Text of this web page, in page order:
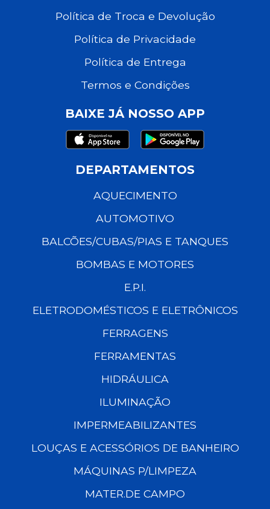
Política de Troca e Devolução
Política de Privacidade
Política de Entrega
Termos e Condições
BAIXE JÁ NOSSO APP
DEPARTAMENTOS
AQUECIMENTO
AUTOMOTIVO
BALCÕES/CUBAS/PIAS E TANQUES
BOMBAS E MOTORES
E.P.I.
ELETRODOMÉSTICOS E ELETRÔNICOS
FERRAGENS
FERRAMENTAS
HIDRÁULICA
ILUMINAÇÃO
IMPERMEABILIZANTES
LOUÇAS E ACESSÓRIOS DE BANHEIRO
MÁQUINAS P/LIMPEZA
MATER.DE CAMPO